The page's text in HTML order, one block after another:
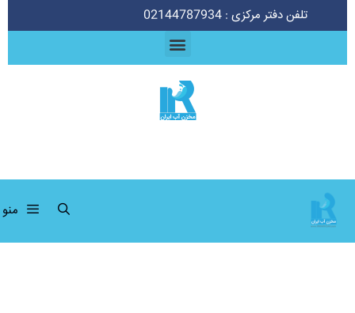
تلفن دفتر مرکزی : 02144787934
منو